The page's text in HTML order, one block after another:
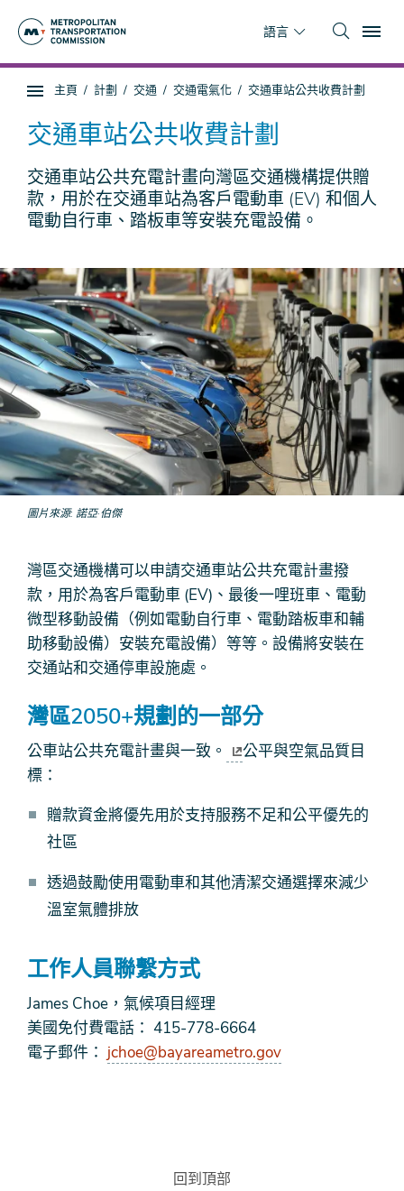
語言
子
頁
面
導
航
你
這
裡
主頁 計劃 交通 交通電氣化 交通車站公共收費計劃
交通車站公共收費計劃
交通車站公共充電計畫向灣區交通機構提供贈
款，用於在交通車站為客戶電動車 (EV) 和個人
電動自行車、踏板車等安裝充電設備。
圖片來源 諾亞·伯傑
灣區交通機構可以申請交通車站公共充電計畫撥
款，用於為客戶電動車 (EV)、最後一哩班車、電動
微型移動設備（例如電動自行車、電動踏板車和輔
助移動設備）安裝充電設備）等等。設備將安裝在
交通站和交通停車設施處。
灣區2050+規劃的一部分
公車站公共充電計畫與一致。
公平與空氣品質目
標：
贈款資金將優先用於支持服務不足和公平優先的
社區
透過鼓勵使用電動車和其他清潔交通選擇來減少
溫室氣體排放
工作人員聯繫方式
James Choe，氣候項目經理
美國免付費電話： 415-778-6664
電子郵件： jchoe@bayareametro.gov
回到頂部